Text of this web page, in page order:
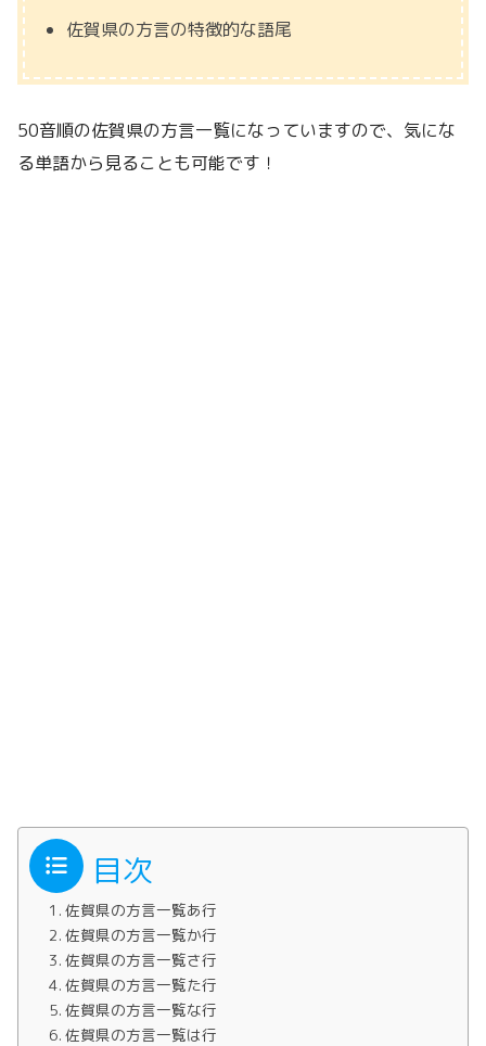
佐賀県の方言の特徴的な語尾
50音順の佐賀県の方言一覧になっていますので、気にな
る単語から見ることも可能です！
目次
佐賀県の方言一覧あ行
佐賀県の方言一覧か行
佐賀県の方言一覧さ行
佐賀県の方言一覧た行
佐賀県の方言一覧な行
佐賀県の方言一覧は行